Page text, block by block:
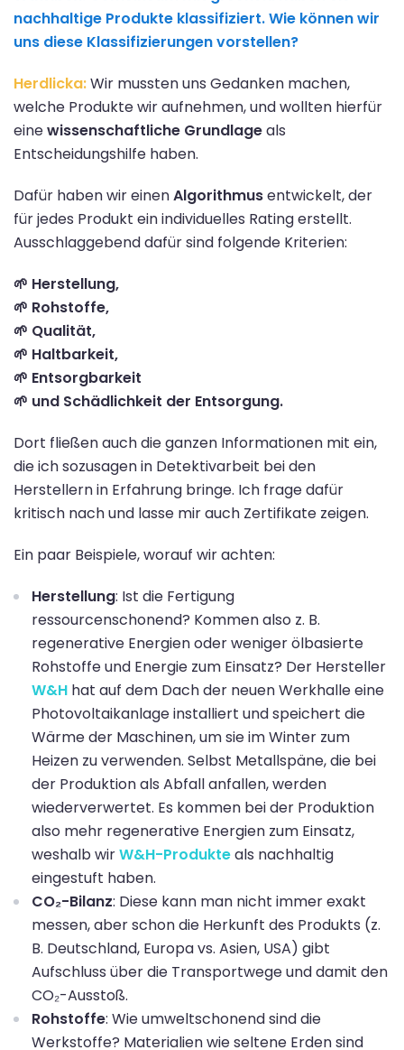
nachhaltige Produkte klassifiziert. Wie können wir
uns diese Klassifizierungen vorstellen?
Herdlicka:Wir mussten uns Gedanken machen,
welche Produkte wir aufnehmen, und wollten hierfür
einewissenschaftliche Grundlageals
Entscheidungshilfe haben.
Dafür haben wir einenAlgorithmusentwickelt, der
für jedes Produkt ein individuelles Rating erstellt.
Ausschlaggebend dafür sind folgende Kriterien:
🌱 Herstellung,
🌱 Rohstoffe,
🌱 Qualität,
🌱 Haltbarkeit,
🌱 Entsorgbarkeit
🌱 und Schädlichkeit der Entsorgung.
Dort fließen auch die ganzen Informationen mit ein,
die ich sozusagen in Detektivarbeit bei den
Herstellern in Erfahrung bringe. Ich frage dafür
kritisch nach und lasse mir auch Zertifikate zeigen.
Ein paar Beispiele, worauf wir achten:
Herstellung: Ist die Fertigung
ressourcenschonend? Kommen also z. B.
regenerative Energien oder weniger ölbasierte
Rohstoffe und Energie zum Einsatz? Der Hersteller
W&H hat auf dem Dach der neuen Werkhalle eine
Photovoltaikanlage installiert und speichert die
Wärme der Maschinen, um sie im Winter zum
Heizen zu verwenden. Selbst Metallspäne, die bei
der Produktion als Abfall anfallen, werden
wiederverwertet. Es kommen bei der Produktion
also mehr regenerative Energien zum Einsatz,
weshalb wirW&H-Produkteals nachhaltig
eingestuft haben.
CO₂-Bilanz: Diese kann man nicht immer exakt
messen, aber schon die Herkunft des Produkts (z.
B. Deutschland, Europa vs. Asien, USA) gibt
Aufschluss über die Transportwege und damit den
CO₂-Ausstoß.
Rohstoffe: Wie umweltschonend sind die
Werkstoffe? Materialien wie seltene Erden sind